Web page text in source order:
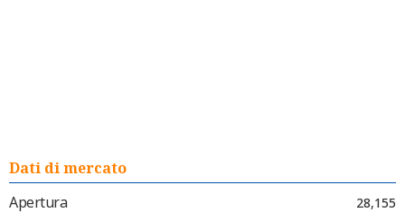
Dati di mercato
Apertura
28,155